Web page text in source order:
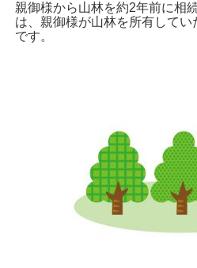
親御様から山林を約2年前に相
は、親御様が山林を所有してい
です。